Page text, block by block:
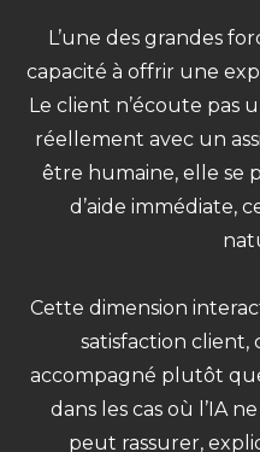
L’une des grandes
capacité à offrir une
Le client n’écoute pas
réellement avec un
être humaine, elle se
d’aide immédiate,
Cette dimension
satisfaction client,
accompagné plutôt
dans les cas où l’IA
peut rassurer,